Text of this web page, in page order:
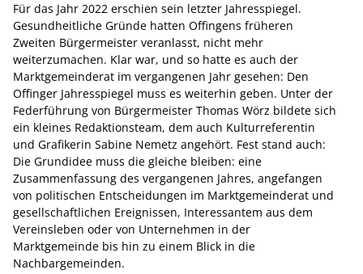
Für das Jahr 2022 erschien sein letzter Jahresspiegel.
Gesundheitliche Gründe hatten Offingens früheren
Zweiten Bürgermeister veranlasst, nicht mehr
weiterzumachen. Klar war, und so hatte es auch der
Marktgemeinderat im vergangenen Jahr gesehen: Den
Offinger Jahresspiegel muss es weiterhin geben. Unter der
Federführung von Bürgermeister Thomas Wörz bildete sich
ein kleines Redaktionsteam, dem auch Kulturreferentin
und Grafikerin Sabine Nemetz angehört. Fest stand auch:
Die Grundidee muss die gleiche bleiben: eine
Zusammenfassung des vergangenen Jahres, angefangen
von politischen Entscheidungen im Marktgemeinderat und
gesellschaftlichen Ereignissen, Interessantem aus dem
Vereinsleben oder von Unternehmen in der
Marktgemeinde bis hin zu einem Blick in die
Nachbargemeinden.